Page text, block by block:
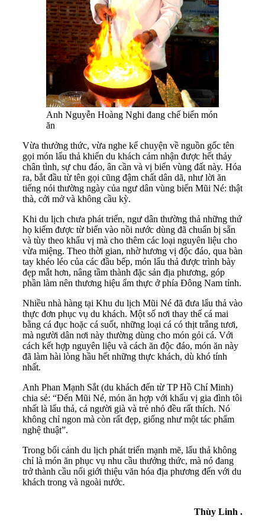
Anh Nguyễn Hoàng Nghi đang chế biến món
ăn
Vừa thưởng thức, vừa nghe kể chuyện về nguồn gốc tên
gọi món lẩu thả khiến du khách cảm nhận được hết thảy
chân tình, sự chu đáo, ân cần và vị biển vùng đất này. Hóa
ra, bắt đầu từ tên gọi cũng đậm chất dân dã, như lời ăn
tiếng nói thường ngày của ngư dân vùng biển Mũi Né: thật
thà, cởi mở và không cầu kỳ.
Khi du lịch chưa phát triển, ngư dân thường thả những thứ
họ kiếm được từ biển vào nồi nước dùng đã chuẩn bị sẵn
và tùy theo khẩu vị mà cho thêm các loại nguyên liệu cho
vừa miệng. Theo thời gian, nhờ hương vị độc đáo, qua bàn
tay khéo léo của các đầu bếp, món lẩu thả được trình bày
đẹp mắt hơn, nâng tầm thành đặc sản địa phương, góp
phần làm nên thương hiệu ẩm thực ở phía Đông Nam tỉnh.
Nhiều nhà hàng tại Khu du lịch Mũi Né đã đưa lẩu thả vào
thực đơn phục vụ du khách. Một số nơi thay thế cá mai
bằng cá đục hoặc cá suốt, những loại cá có thịt trắng tươi,
mà người dân nơi này thường dùng cho món gỏi cá. Với
cách kết hợp nguyên liệu và cách ăn độc đáo, món ăn này
đã làm hài lòng hầu hết những thực khách, dù khó tính
nhất.
Anh Phan Mạnh Sắt (du khách đến từ TP Hồ Chí Minh)
chia sẻ: “Đến Mũi Né, món ăn hợp với khẩu vị gia đình tôi
nhất là lẩu thả, cả người già và trẻ nhỏ đều rất thích. Nó
không chỉ ngon mà còn rất đẹp, giống như một tác phẩm
nghệ thuật”.
Trong bối cảnh du lịch phát triển mạnh mẽ, lẩu thả không
chỉ là món ăn phục vụ nhu cầu thưởng thức, mà nó đang
trở thành cầu nối giới thiệu văn hóa địa phương đến với du
khách trong và ngoài nước.
Thùy Linh .